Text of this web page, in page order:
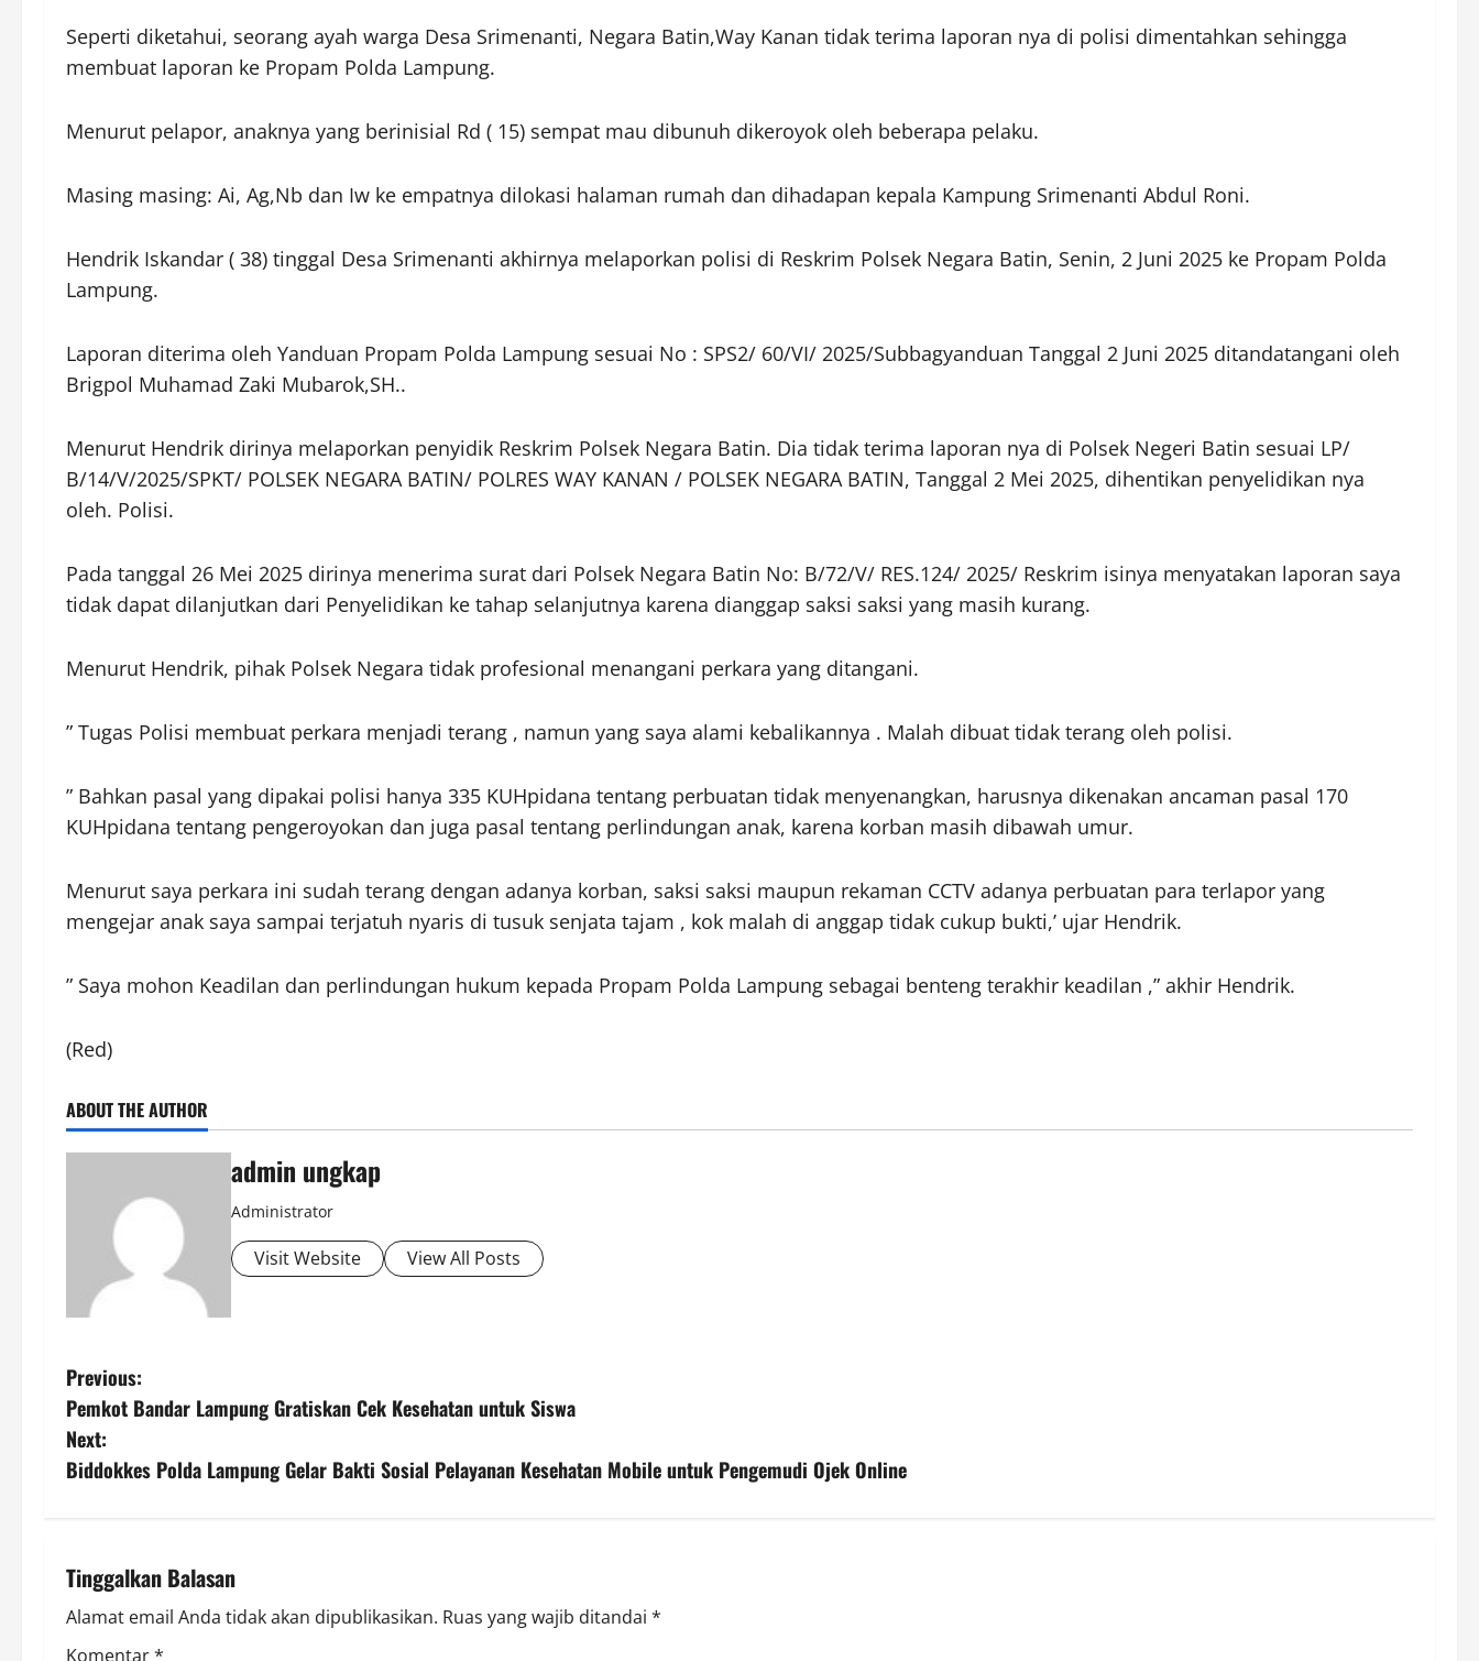
Seperti diketahui, seorang ayah warga Desa Srimenanti, Negara Batin,Way Kanan tidak terima laporan nya di polisi dimentahkan sehingga
membuat laporan ke Propam Polda Lampung.
Menurut pelapor, anaknya yang berinisial Rd ( 15) sempat mau dibunuh dikeroyok oleh beberapa pelaku.
Masing masing: Ai, Ag,Nb dan Iw ke empatnya dilokasi halaman rumah dan dihadapan kepala Kampung Srimenanti Abdul Roni.
Hendrik Iskandar ( 38) tinggal Desa Srimenanti akhirnya melaporkan polisi di Reskrim Polsek Negara Batin, Senin, 2 Juni 2025 ke Propam Polda
Lampung.
Laporan diterima oleh Yanduan Propam Polda Lampung sesuai No : SPS2/ 60/VI/ 2025/Subbagyanduan Tanggal 2 Juni 2025 ditandatangani oleh
Brigpol Muhamad Zaki Mubarok,SH..
Menurut Hendrik dirinya melaporkan penyidik Reskrim Polsek Negara Batin. Dia tidak terima laporan nya di Polsek Negeri Batin sesuai LP/
B/14/V/2025/SPKT/ POLSEK NEGARA BATIN/ POLRES WAY KANAN / POLSEK NEGARA BATIN, Tanggal 2 Mei 2025, dihentikan penyelidikan nya
oleh. Polisi.
Pada tanggal 26 Mei 2025 dirinya menerima surat dari Polsek Negara Batin No: B/72/V/ RES.124/ 2025/ Reskrim isinya menyatakan laporan saya
tidak dapat dilanjutkan dari Penyelidikan ke tahap selanjutnya karena dianggap saksi saksi yang masih kurang.
Menurut Hendrik, pihak Polsek Negara tidak profesional menangani perkara yang ditangani.
” Tugas Polisi membuat perkara menjadi terang , namun yang saya alami kebalikannya . Malah dibuat tidak terang oleh polisi.
” Bahkan pasal yang dipakai polisi hanya 335 KUHpidana tentang perbuatan tidak menyenangkan, harusnya dikenakan ancaman pasal 170
KUHpidana tentang pengeroyokan dan juga pasal tentang perlindungan anak, karena korban masih dibawah umur.
Menurut saya perkara ini sudah terang dengan adanya korban, saksi saksi maupun rekaman CCTV adanya perbuatan para terlapor yang
mengejar anak saya sampai terjatuh nyaris di tusuk senjata tajam , kok malah di anggap tidak cukup bukti,’ ujar Hendrik.
” Saya mohon Keadilan dan perlindungan hukum kepada Propam Polda Lampung sebagai benteng terakhir keadilan ,” akhir Hendrik.
(Red)
ABOUT THE AUTHOR
admin ungkap
Administrator
Visit Website View All Posts
P
o
s
n
a
Previous:
Pemkot Bandar Lampung Gratiskan Cek Kesehatan untuk Siswa
Next:
Biddokkes Polda Lampung Gelar Bakti Sosial Pelayanan Kesehatan Mobile untuk Pengemudi Ojek Online
Tinggalkan Balasan
Alamat email Anda tidak akan dipublikasikan. Ruas yang wajib ditandai *
Komentar*